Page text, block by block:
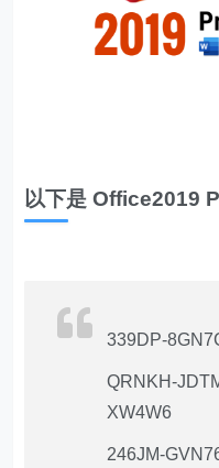
以下是 Office2019
339DP-
QRNKH-
XW4W6
246JM-